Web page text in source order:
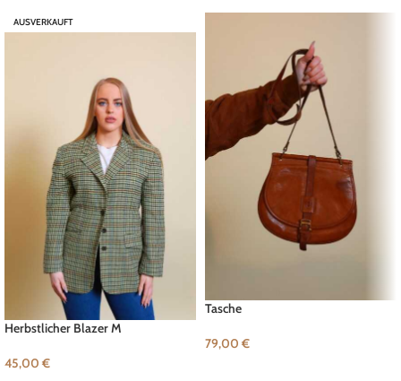
AUSVERKAUFT
Herbstlicher Blazer M
45,00 €
Tasche
79,00 €